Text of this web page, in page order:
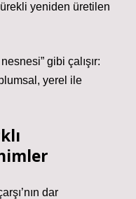
yeniden üretilen
gibi çalışır:
yerel ile
dar